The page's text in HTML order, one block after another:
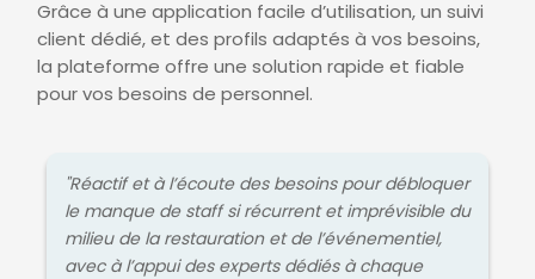
Grâce à une application facile d’utilisation, un suivi
client dédié, et des profils adaptés à vos besoins,
la plateforme offre une solution rapide et fiable
pour vos besoins de personnel.
"Réactif et à l’écoute des besoins pour débloquer
le manque de staff si récurrent et imprévisible du
milieu de la restauration et de l’événementiel,
avec à l’appui des experts dédiés à chaque